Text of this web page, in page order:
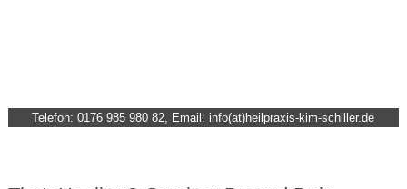
Telefon: 0176 985 980 82, Email: info(at)heilpraxis-kim-schiller.de